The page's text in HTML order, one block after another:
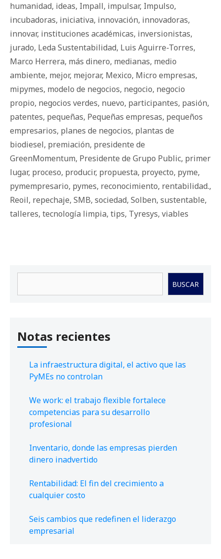
humanidad, ideas, Impall, impulsar, Impulso,
incubadoras, iniciativa, innovación, innovadoras,
innovar, instituciones académicas, inversionistas,
jurado, Leda Sustentabilidad, Luis Aguirre-Torres,
Marco Herrera, más dinero, medianas, medio
ambiente, mejor, mejorar, Mexico, Micro empresas,
mipymes, modelo de negocios, negocio, negocio
propio, negocios verdes, nuevo, participantes, pasión,
patentes, pequeñas, Pequeñas empresas, pequeños
empresarios, planes de negocios, plantas de
biodiesel, premiación, presidente de
GreenMomentum, Presidente de Grupo Public, primer
lugar, proceso, producir, propuesta, proyecto, pyme,
pymempresario, pymes, reconocimiento, rentabilidad.,
Reoil, repechaje, SMB, sociedad, Solben, sustentable,
talleres, tecnología limpia, tips, Tyresys, viables
BUSCAR
Notas recientes
La infraestructura digital, el activo que las
PyMEs no controlan
We work: el trabajo flexible fortalece
competencias para su desarrollo
profesional
Inventario, donde las empresas pierden
dinero inadvertido
Rentabilidad: El fin del crecimiento a
cualquier costo
Seis cambios que redefinen el liderazgo
empresarial